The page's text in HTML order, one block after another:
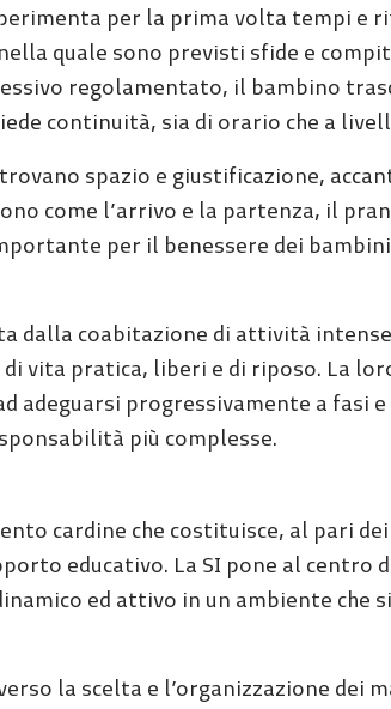
per la prima volta tempi e
quale sono previsti sfide e
regolamentato, il bambino
continuità, sia di orario che a
spazio e giustificazione,
come l’arrivo e la partenza, il
per il benessere dei
dalla coabitazione di attività
vita pratica, liberi e di riposo. La
adeguarsi progressivamente a fasi
più complesse.
cardine che costituisce, al pari
educativo. La SI pone al centro
ed attivo in un ambiente che
la scelta e l’organizzazione